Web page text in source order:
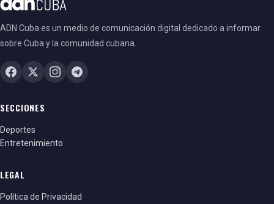
Ver esta publicación en Instagram
ADN Cuba es un medio de comunicación digital dedicado a informar
sobre Cuba y la comunidad cubana.
SECCIONES
Deportes
Entretenimiento
LEGAL
Política de Privacidad